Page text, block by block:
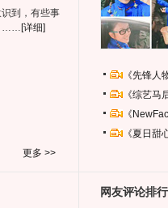
到，有些事
…… [详细]
更多 >>
《先锋
《综艺
《
《夏日
网友评论排行